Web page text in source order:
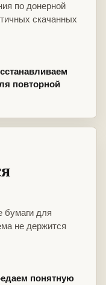
по донерной
скачанных
повторной
бумаги для
не держится
понятную